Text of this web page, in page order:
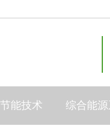
节能技术 综合能